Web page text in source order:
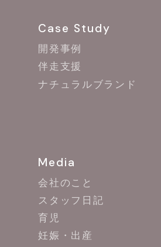
Case Study
開発事例
伴走支援
ナチュラルブランド
Media
会社のこと
スタッフ日記
育児
妊娠・出産